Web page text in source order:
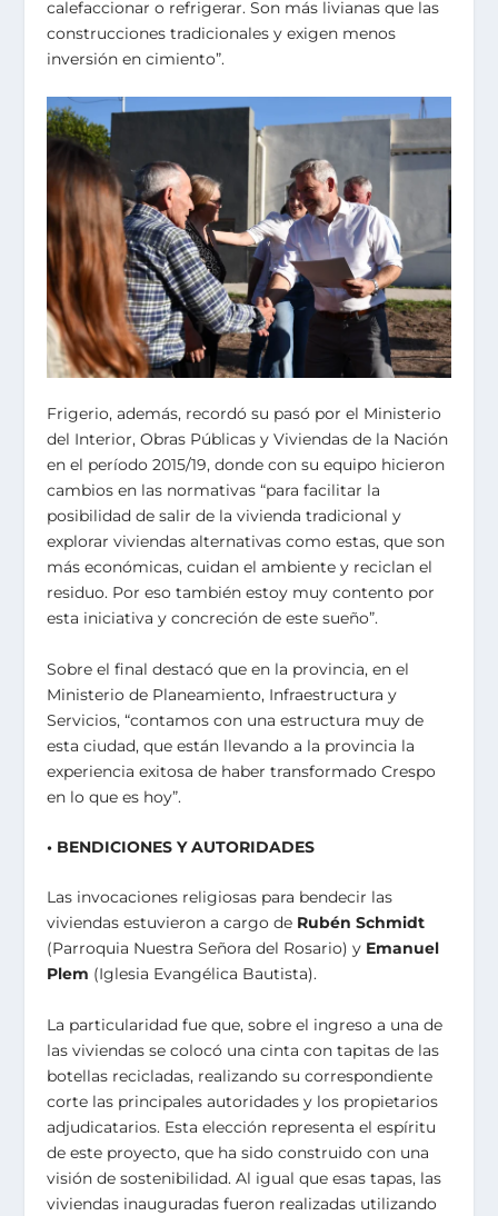
calefaccionar o refrigerar. Son más livianas que las
construcciones tradicionales y exigen menos
inversión en cimiento”.
Frigerio, además, recordó su pasó por el Ministerio
del Interior, Obras Públicas y Viviendas de la Nación
en el período 2015/19, donde con su equipo hicieron
cambios en las normativas “para facilitar la
posibilidad de salir de la vivienda tradicional y
explorar viviendas alternativas como estas, que son
más económicas, cuidan el ambiente y reciclan el
residuo. Por eso también estoy muy contento por
esta iniciativa y concreción de este sueño”.
Sobre el final destacó que en la provincia, en el
Ministerio de Planeamiento, Infraestructura y
Servicios, “contamos con una estructura muy de
esta ciudad, que están llevando a la provincia la
experiencia exitosa de haber transformado Crespo
en lo que es hoy”.
• BENDICIONES Y AUTORIDADES
Las invocaciones religiosas para bendecir las
viviendas estuvieron a cargo de Rubén Schmidt
(Parroquia Nuestra Señora del Rosario) y Emanuel
Plem (Iglesia Evangélica Bautista).
La particularidad fue que, sobre el ingreso a una de
las viviendas se colocó una cinta con tapitas de las
botellas recicladas, realizando su correspondiente
corte las principales autoridades y los propietarios
adjudicatarios. Esta elección representa el espíritu
de este proyecto, que ha sido construido con una
visión de sostenibilidad. Al igual que esas tapas, las
viviendas inauguradas fueron realizadas utilizando